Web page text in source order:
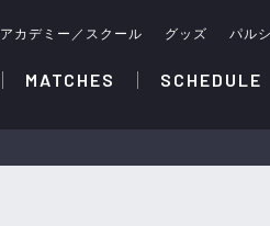
アカデミー／スクール グッズ パル
MATCHES SCHEDULE